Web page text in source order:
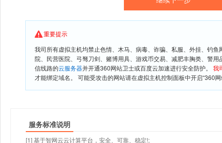
重要提示
我司所有虚拟主机均禁止色情、木马、病毒、诈骗、私服、外挂、钓
院、民营医院、弓驽刀剑、赌博用具、游戏币交易、减肥丰胸类、警
信线路的云服务器并开通360网站卫士或百度云加速进行安全防护。 我
才能绑定域名。 可能受攻击的网站请在虚拟主机控制面板中开启“360
服务标准说明
[1] 基于智网云云计算平台，安全、可靠、稳定!;